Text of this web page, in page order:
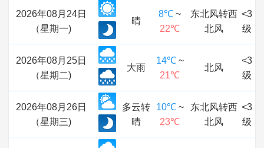
2026年08月24日
（星期一)
晴
8℃ ~
22℃
东北风转西
北风
<3
级
2026年08月25日
（星期二)
大雨
14℃~
21℃
北风
<3
级
2026年08月26日
（星期三)
多云转
晴
10℃~
23℃
东北风转西
北风
<3
级